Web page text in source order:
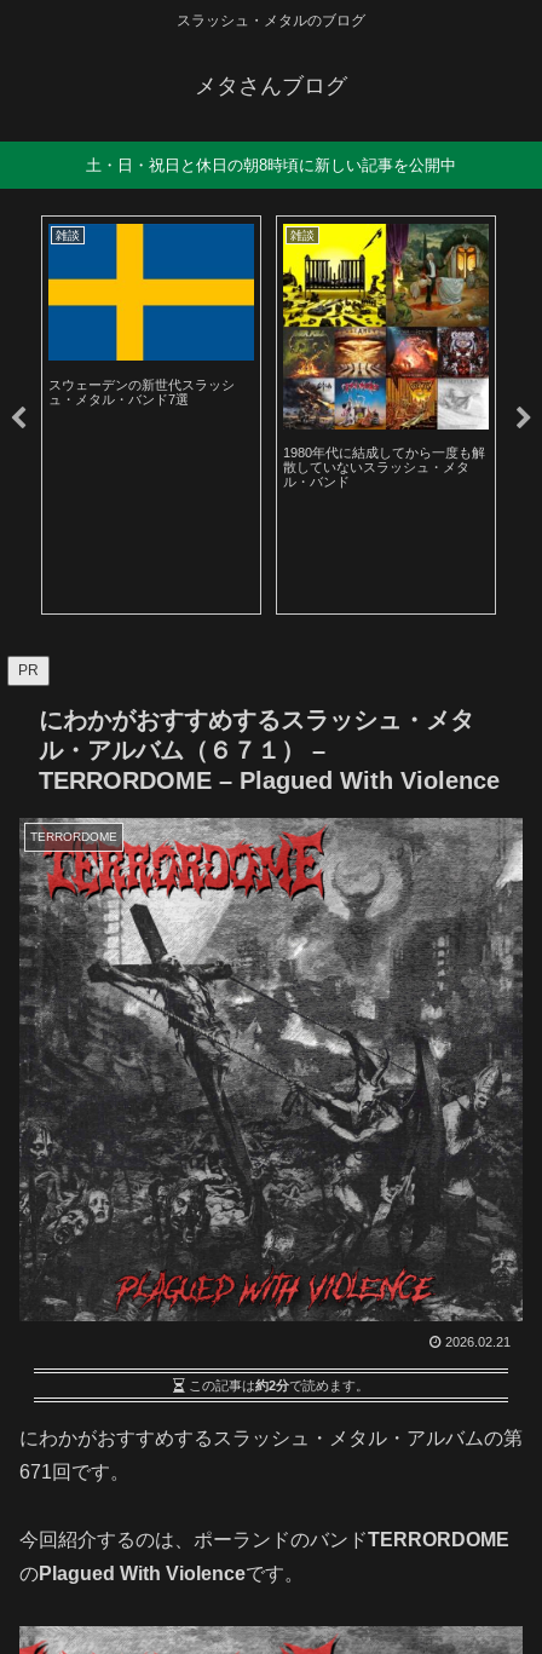
スラッシュ・メタルのブログ
メタさんブログ
土・日・祝日と休日の朝8時頃に新しい記事を公開中
雑談
スウェーデンの新世代スラッシ
ュ・メタル・バンド7選
雑談
1980年代に結成してから一度も解
散していないスラッシュ・メタ
ル・バンド
PR
にわかがおすすめするスラッシュ・メタ
ル・アルバム（６７１） –
TERRORDOME – Plagued With Violence
TERRORDOME
2026.02.21
この記事は約2分で読めます。
にわかがおすすめするスラッシュ・メタル・アルバムの第
671回です。
今回紹介するのは、ポーランドのバンドTERRORDOME
のPlagued With Violenceです。